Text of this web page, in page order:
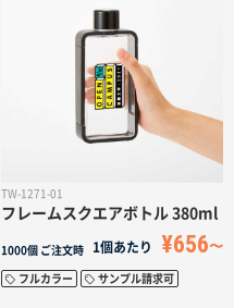
TW-1271-01
フレームスクエアボトル 380ml
1000個 ご注文時 1個あたり ¥656
フルカラー サンプル請求可